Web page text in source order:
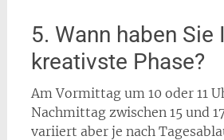
5. Wann haben Sie
kreativste Phase?
Am Vormittag um 10 oder 11
Nachmittag zwischen 15 und
variiert aber je nach